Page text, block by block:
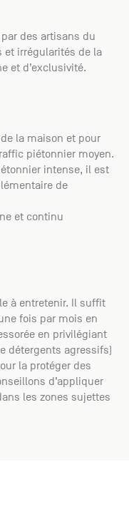
des artisans du
irrégularités de la
et d’exclusivité.
la maison et pour
piétonnier moyen.
intense, il est
de
et continu
à entretenir. Il suffit
fois par mois en
en privilégiant
détergents agressifs)
la protéger des
d’appliquer
les zones sujettes